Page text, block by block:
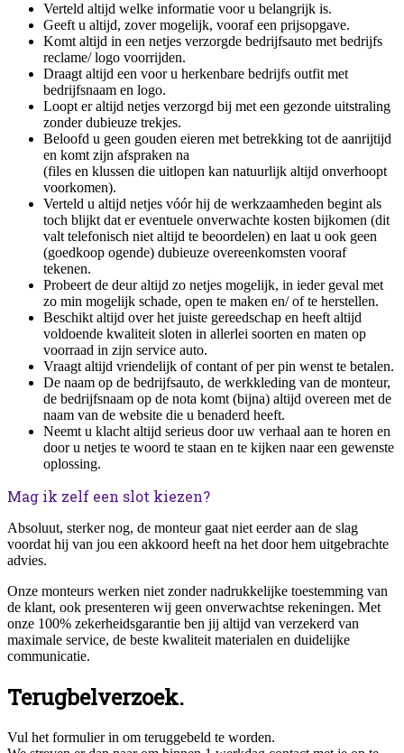
Verteld altijd welke informatie voor u belangrijk is.
Geeft u altijd, zover mogelijk, vooraf een prijsopgave.
Komt altijd in een netjes verzorgde bedrijfsauto met bedrijfs
reclame/ logo voorrijden.
Draagt altijd een voor u herkenbare bedrijfs outfit met
bedrijfsnaam en logo.
Loopt er altijd netjes verzorgd bij met een gezonde uitstraling
zonder dubieuze trekjes.
Beloofd u geen gouden eieren met betrekking tot de aanrijtijd
en komt zijn afspraken na
(files en klussen die uitlopen kan natuurlijk altijd onverhoopt
voorkomen).
Verteld u altijd netjes vóór hij de werkzaamheden begint als
toch blijkt dat er eventuele onverwachte kosten bijkomen (dit
valt telefonisch niet altijd te beoordelen) en laat u ook geen
(goedkoop ogende) dubieuze overeenkomsten vooraf
tekenen.
Probeert de deur altijd zo netjes mogelijk, in ieder geval met
zo min mogelijk schade, open te maken en/ of te herstellen.
Beschikt altijd over het juiste gereedschap en heeft altijd
voldoende kwaliteit sloten in allerlei soorten en maten op
voorraad in zijn service auto.
Vraagt altijd vriendelijk of contant of per pin wenst te betalen.
De naam op de bedrijfsauto, de werkkleding van de monteur,
de bedrijfsnaam op de nota komt (bijna) altijd overeen met de
naam van de website die u benaderd heeft.
Neemt u klacht altijd serieus door uw verhaal aan te horen en
door u netjes te woord te staan en te kijken naar een gewenste
oplossing.
Mag ik zelf een slot kiezen?
Absoluut, sterker nog, de monteur gaat niet eerder aan de slag
voordat hij van jou een akkoord heeft na het door hem uitgebrachte
advies.
Onze monteurs werken niet zonder nadrukkelijke toestemming van
de klant, ook presenteren wij geen onverwachtse rekeningen. Met
onze 100% zekerheidsgarantie ben jij altijd van verzekerd van
maximale service, de beste kwaliteit materialen en duidelijke
communicatie.
Terugbelverzoek.
Vul het formulier in om teruggebeld te worden.